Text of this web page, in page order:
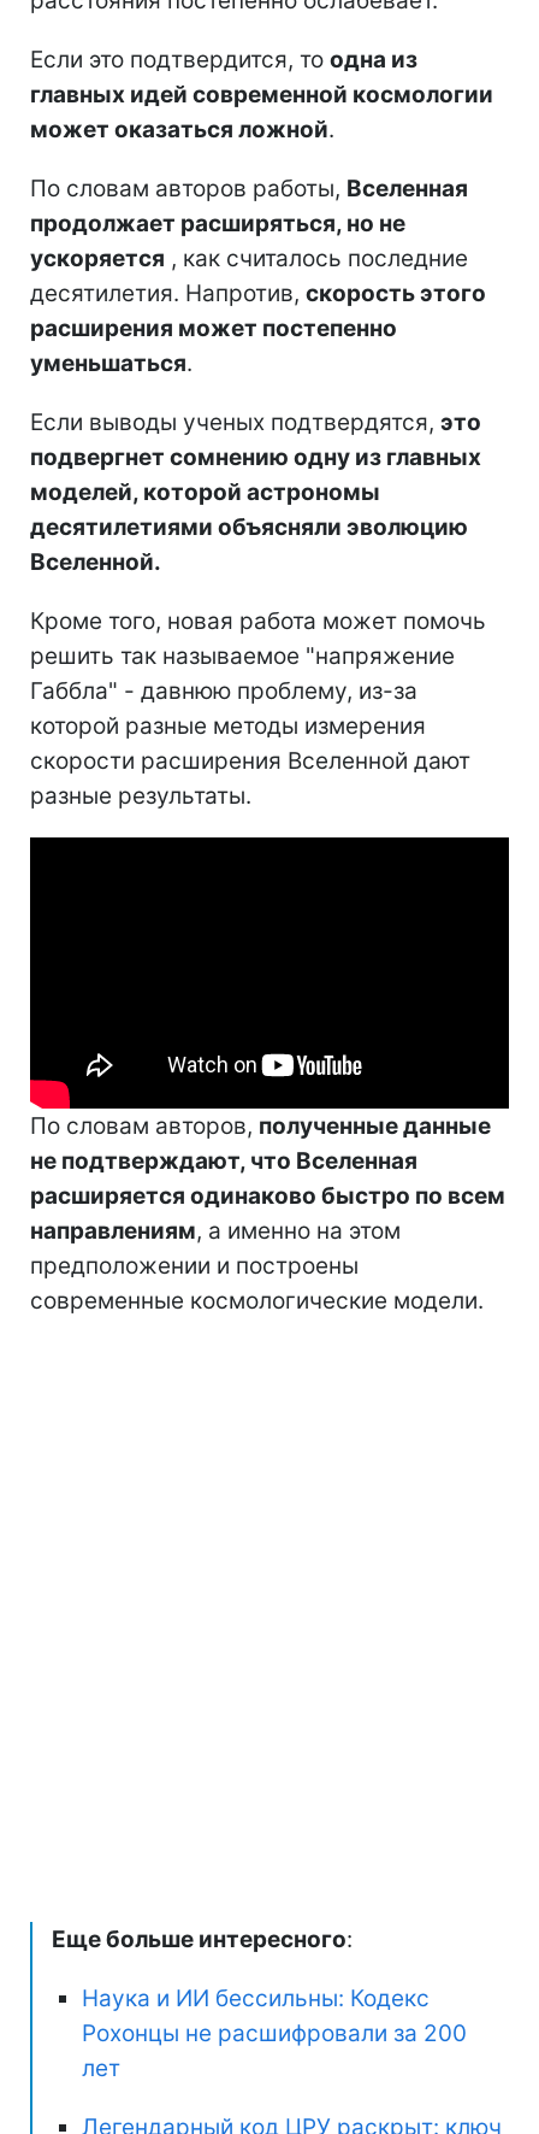
Если это подтвердится, то одна из
главных идей современной космологии
может оказаться ложной.
По словам авторов работы, Вселенная
продолжает расширяться, но не
ускоряется , как считалось последние
десятилетия. Напротив, скорость этого
расширения может постепенно
уменьшаться.
Если выводы ученых подтвердятся, это
подвергнет сомнению одну из главных
моделей, которой астрономы
десятилетиями объясняли эволюцию
Вселенной.
Кроме того, новая работа может помочь
решить так называемое "напряжение
Габбла" - давнюю проблему, из-за
которой разные методы измерения
скорости расширения Вселенной дают
разные результаты.
По словам авторов, полученные данные
не подтверждают, что Вселенная
расширяется одинаково быстро по всем
направлениям, а именно на этом
предположении и построены
современные космологические модели.
Еще больше интересного:
Наука и ИИ бессильны: Кодекс
Рохонцы не расшифровали за 200
лет
Легендарный код ЦРУ раскрыт: ключ